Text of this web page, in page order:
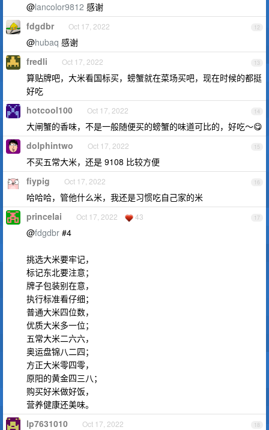
@lancolor9812 感谢
12
fdgdbr Oct 17, 2022
@hubaq 感谢
13
fredli Oct 17, 2022
算贴牌吧，大米看国标买，螃蟹就在菜场买吧，现在时候的都挺
好吃
14
hotcool100 Oct 17, 2022
大闸蟹的香味，不是一般随便买的螃蟹的味道可比的，好吃～😋
15
dolphintwo Oct 17, 2022
不买五常大米，还是 9108 比较方便
16
fiypig Oct 17, 2022
哈哈哈，管他什么米，我还是习惯吃自己家的米
17
princelai Oct 17, 2022 43
@fdgdbr #4
挑选大米要牢记，
标记东北要注意；
牌子包装别在意，
执行标准看仔细；
普通大米四位数，
优质大米多一位；
五常大米二六六，
奥运盘锦八二四；
方正大米零四零，
原阳的黄金四三八；
购买好米做好饭，
营养健康还美味。
18
lp7631010 Oct 17, 2022